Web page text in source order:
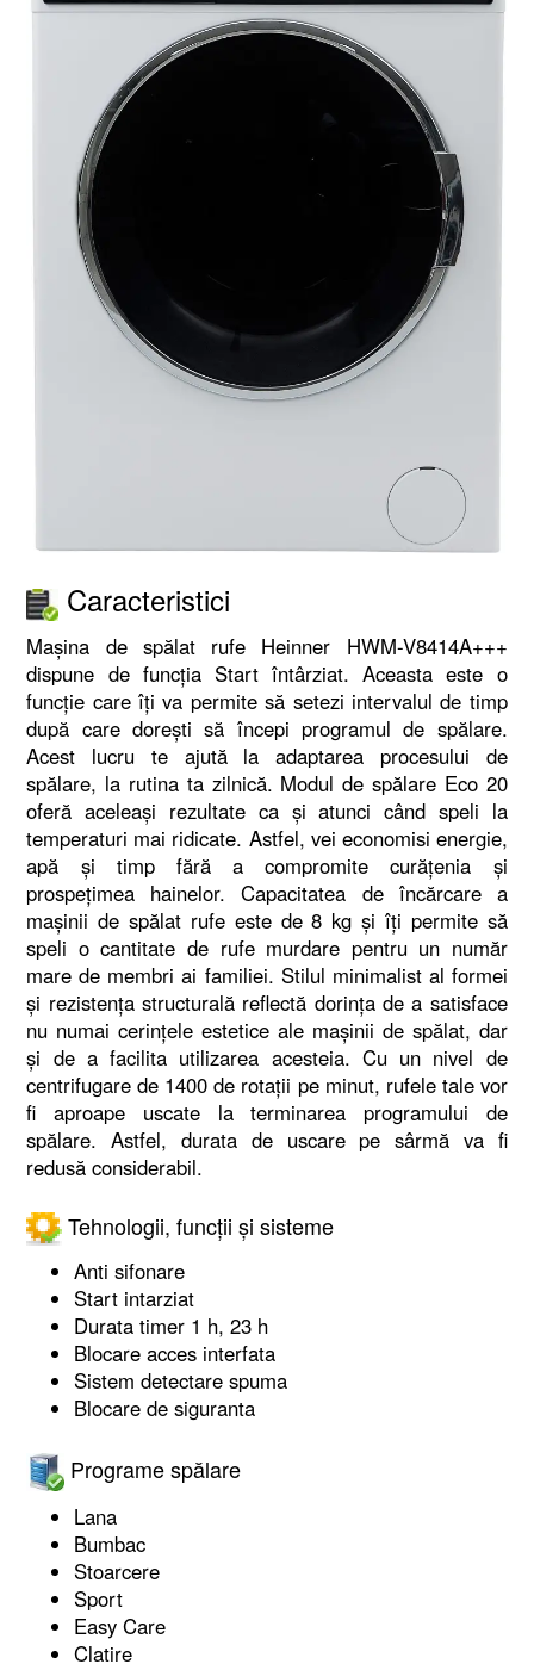
Caracteristici
Mașina de spălat rufe Heinner HWM-V8414A+++
dispune de funcția Start întârziat. Aceasta este o
funcție care îți va permite să setezi intervalul de timp
după care dorești să începi programul de spălare.
Acest lucru te ajută la adaptarea procesului de
spălare, la rutina ta zilnică. Modul de spălare Eco 20
oferă aceleași rezultate ca și atunci când speli la
temperaturi mai ridicate. Astfel, vei economisi energie,
apă și timp fără a compromite curățenia și
prospețimea hainelor. Capacitatea de încărcare a
mașinii de spălat rufe este de 8 kg și îți permite să
speli o cantitate de rufe murdare pentru un număr
mare de membri ai familiei. Stilul minimalist al formei
și rezistența structurală reflectă dorința de a satisface
nu numai cerințele estetice ale mașinii de spălat, dar
și de a facilita utilizarea acesteia. Cu un nivel de
centrifugare de 1400 de rotații pe minut, rufele tale vor
fi aproape uscate la terminarea programului de
spălare. Astfel, durata de uscare pe sârmă va fi
redusă considerabil.
Tehnologii, funcții și sisteme
Anti sifonare
Start intarziat
Durata timer 1 h, 23 h
Blocare acces interfata
Sistem detectare spuma
Blocare de siguranta
Programe spălare
Lana
Bumbac
Stoarcere
Sport
Easy Care
Clatire